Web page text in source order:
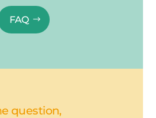
FAQ
question,